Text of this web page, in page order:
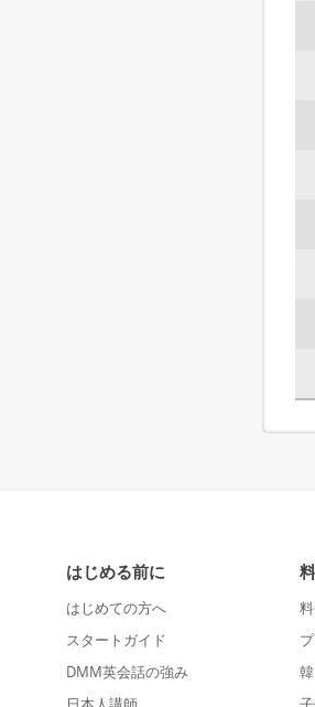
はじめる前に
はじめての方へ
スタートガイド
DMM英会話の強み